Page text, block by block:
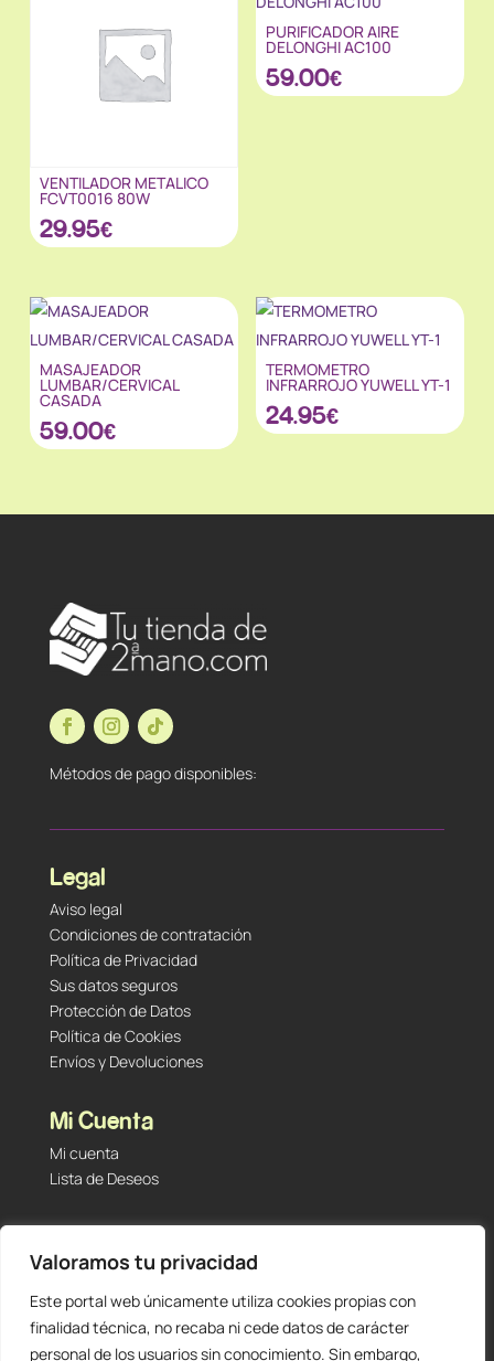
Valoramos tu privacidad
Este portal web únicamente utiliza cookies propias con
finalidad técnica, no recaba ni cede datos de carácter
personal de los usuarios sin conocimiento. Sin embargo,
VENTILADOR METALICO
FCVT0016 80W
29.95€
PURIFICADOR AIRE
DELONGHI AC100
59.00€
MASAJEADOR
LUMBAR/CERVICAL
CASADA
59.00€
TERMOMETRO
INFRARROJO YUWELL YT-1
24.95€
Métodos de pago disponibles:
Legal
Aviso legal
Condiciones de contratación
Política de Privacidad
Sus datos seguros
Protección de Datos
Política de Cookies
Envíos y Devoluciones
Mi Cuenta
Mi cuenta
Lista de Deseos
Tu Tienda de Segunda Mano, Sambara #101 (Madrid,
28027 – España)
912 60 05 55 |+34 601 23 09 14
info@staging.tutiendadesegundamano.com